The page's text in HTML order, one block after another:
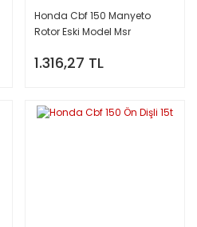
Honda Cbf 150 Manyeto
Rotor Eski Model Msr
1.316,27 TL